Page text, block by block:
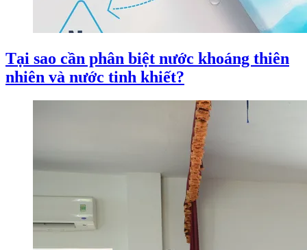
Tại sao cần phân biệt nước khoáng thiên
nhiên và nước tinh khiết?